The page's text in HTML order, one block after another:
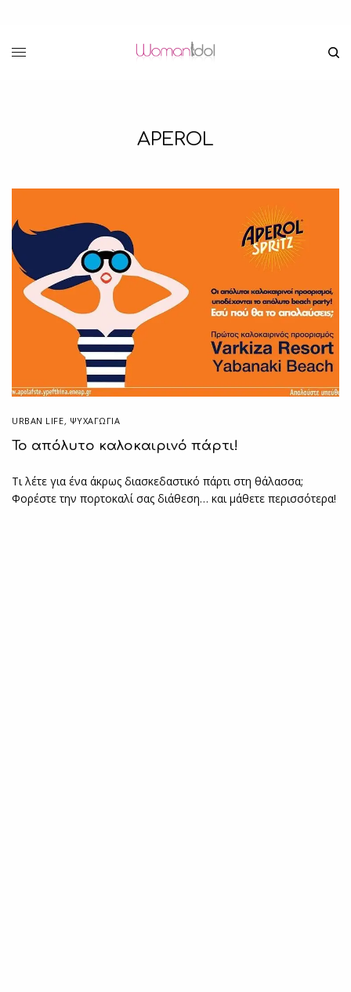
APEROL
URBAN LIFE, ΨΥΧΑΓΩΓΙΑ
Το απόλυτο καλοκαιρινό πάρτι!
Τι λέτε για ένα άκρως διασκεδαστικό πάρτι στη θάλασσα;
Φορέστε την πορτοκαλί σας διάθεση… και μάθετε περισσότερα!